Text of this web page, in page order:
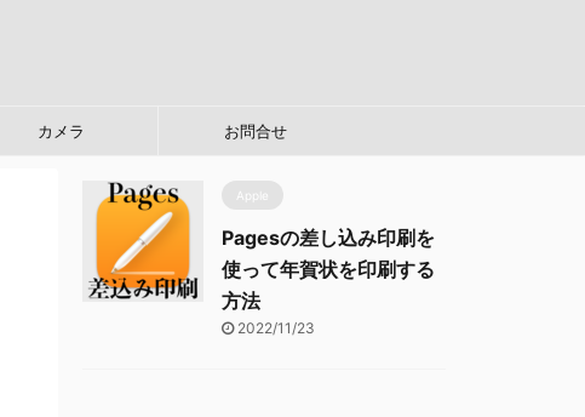
カメラ お問合せ
Apple
Pagesの差し込み印刷を
使って年賀状を印刷する
方法
2022/11/23